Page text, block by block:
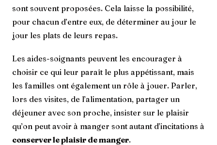
sont souvent proposées. Cela laisse la possibilité,
pour chacun d’entre eux, de déterminer au jour le
jour les plats de leurs repas.
Les aides-soignants peuvent les encourager à
choisir ce qui leur paraît le plus appétissant, mais
les familles ont également un rôle à jouer. Parler,
lors des visites, de l’alimentation, partager un
déjeuner avec son proche, insister sur le plaisir
qu’on peut avoir à manger sont autant d’incitations à
conserver le plaisir de manger.